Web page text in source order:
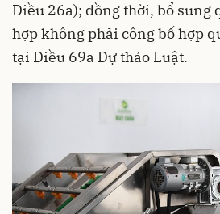
Điều 26a); đồng thời, bổ sung
hợp không phải công bố hợp
tại Điều 69a Dự thảo Luật.